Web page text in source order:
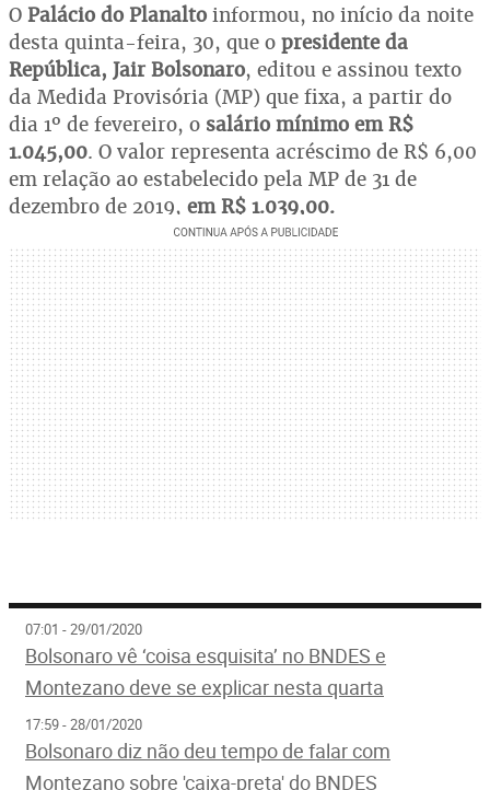
O Palácio do Planalto informou, no início da noite
desta quinta-feira, 30, que o presidente da
República, Jair Bolsonaro, editou e assinou texto
da Medida Provisória (MP) que fixa, a partir do
dia 1º de fevereiro, o salário mínimo em R$
1.045,00. O valor representa acréscimo de R$ 6,00
em relação ao estabelecido pela MP de 31 de
dezembro de 2019, em R$ 1.039,00.
07:01 - 29/01/2020
Bolsonaro vê ‘coisa esquisita’ no BNDES e
Montezano deve se explicar nesta quarta
17:59 - 28/01/2020
Bolsonaro diz não deu tempo de falar com
Montezano sobre 'caixa-preta' do BNDES